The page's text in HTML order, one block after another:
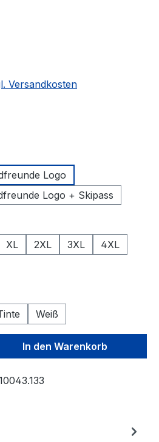
Versandkosten
Logo
Logo + Skipass
XL 2XL 3XL
4XL
Weiß
Gib den
In den Warenkorb